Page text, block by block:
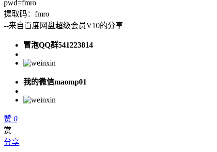
pwd=fmro
提取码：fmro
--来自百度网盘超级会员V10的分享
冒泡QQ群541223814
我的微信maomp01
赞 0
赏
分享